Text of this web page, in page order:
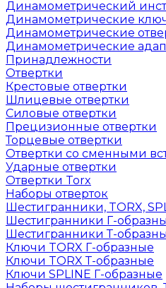
Динамометрический
Динамометрические
Динамометрические
Динамометрические
Принадлежности
Отвертки
Крестовые отвертки
Шлицевые отвертки
Силовые отвертки
Прецизионные отвертки
Торцевые отвертки
Отвертки со сменными
Ударные отвертки
Отвертки Torx
Наборы отверток
Шестигранники, TORX,
Шестигранники Г-
Шестигранники Т-
Ключи TORX Г-образные
Ключи TORX Т-образные
Ключи SPLINE Г-образные